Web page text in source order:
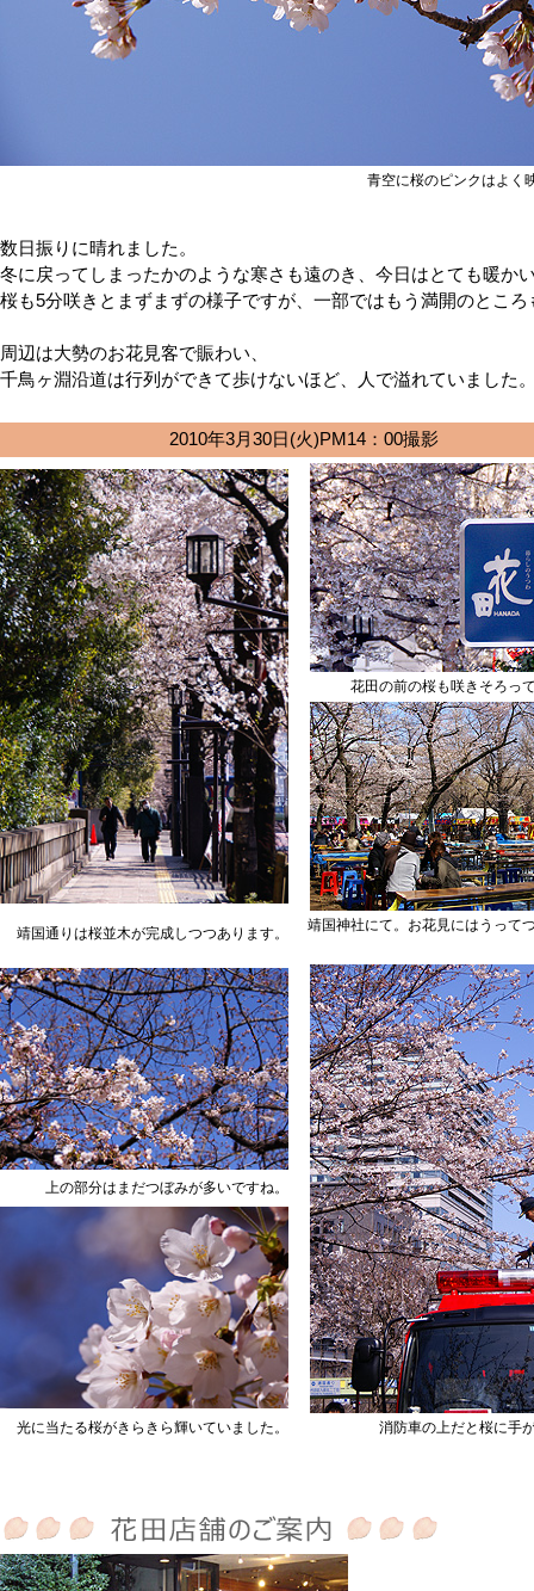
青空に桜のピンクはよく
数日振りに晴れました。
冬に戻ってしまったかのような寒さも遠のき、今日はとても暖か
桜も5分咲きとまずまずの様子ですが、一部ではもう満開のところ
周辺は大勢のお花見客で賑わい、
千鳥ヶ淵沿道は行列ができて歩けないほど、人で溢れていました
2010年3月30日(火)PM14：00撮影
花田の前の桜も咲きそろっ
靖国通りは桜並木が完成しつつあります。 靖国神社にて。お花見にはうって
上の部分はまだつぼみが多いですね。
光に当たる桜がきらきら輝いていました。 消防車の上だと桜に手